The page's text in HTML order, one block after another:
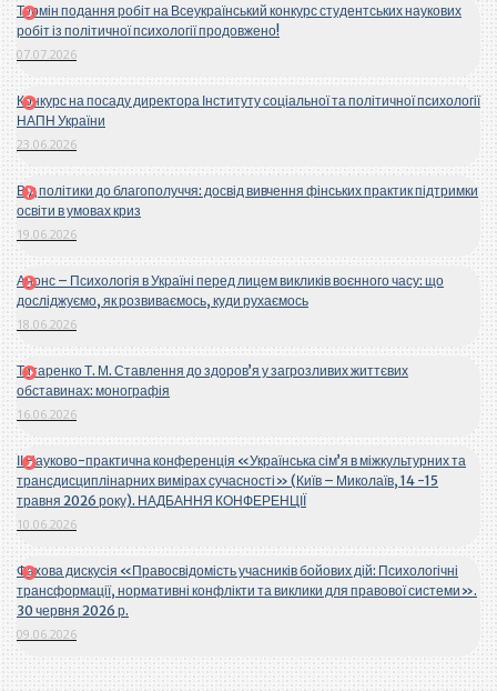
Термін подання робіт на Всеукраїнський конкурс студентських наукових
робіт із політичної психології продовжено!
07.07.2026
Конкурс на посаду директора Інституту соціальної та політичної психології
НАПН України
23.06.2026
Від політики до благополуччя: досвід вивчення фінських практик підтримки
освіти в умовах криз
19.06.2026
Анонс – Психологія в Україні перед лицем викликів воєнного часу: що
досліджуємо, як розвиваємось, куди рухаємось
18.06.2026
Титаренко Т. М. Ставлення до здоров’я у загрозливих життєвих
обставинах: монографія
16.06.2026
ІІ Науково-практична конференція «Українська сім’я в міжкультурних та
трансдисциплінарних вимірах сучасності» (Київ – Миколаїв, 14 -15
травня 2026 року). НАДБАННЯ КОНФЕРЕНЦІЇ
10.06.2026
Фахова дискусія «Правосвідомість учасників бойових дій: Психологічні
трансформації, нормативні конфлікти та виклики для правової системи».
30 червня 2026 р.
09.06.2026